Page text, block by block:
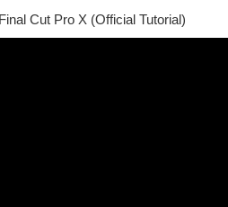
Cut Pro X (Official Tutorial)